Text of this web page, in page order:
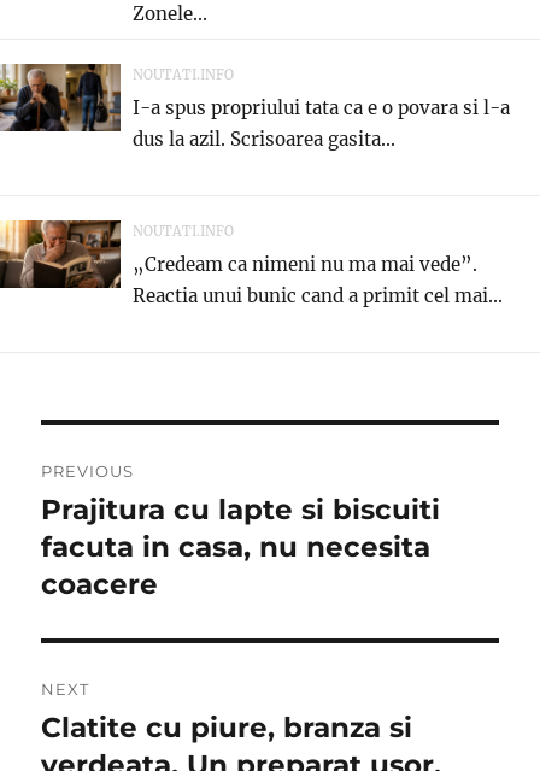
Zonele...
NOUTATI.INFO
I-a spus propriului tata ca e o povara si l-a
dus la azil. Scrisoarea gasita...
NOUTATI.INFO
„Credeam ca nimeni nu ma mai vede”.
Reactia unui bunic cand a primit cel mai...
navigation
PREVIOUS
Previous
post:
Prajitura cu lapte si biscuiti
facuta in casa, nu necesita
coacere
NEXT
Next
post:
Clatite cu piure, branza si